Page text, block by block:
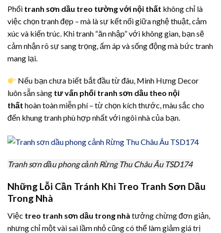
Phối tranh sơn dầu treo tường với nội thất không chỉ là
việc chọn tranh đẹp – mà là sự kết nối giữa nghệ thuật, cảm
xúc và kiến trúc. Khi tranh “ăn nhập” với không gian, bạn sẽ
cảm nhận rõ sự sang trọng, ấm áp và sống động mà bức tranh
mang lại.
Nếu bạn chưa biết bắt đầu từ đâu, Minh Hưng Decor
luôn sẵn sàng tư vấn phối tranh sơn dầu theo nội
thất hoàn toàn miễn phí – từ chọn kích thước, màu sắc cho
đến khung tranh phù hợp nhất với ngôi nhà của bạn.
Tranh sơn dầu phong cảnh Rừng Thu Châu Âu TSD174
Những Lỗi Cần Tránh Khi Treo Tranh Sơn Dầu
Trong Nhà
Việc treo tranh sơn dầu trong nhà tưởng chừng đơn giản,
nhưng chỉ một vài sai lầm nhỏ cũng có thể làm giảm giá trị